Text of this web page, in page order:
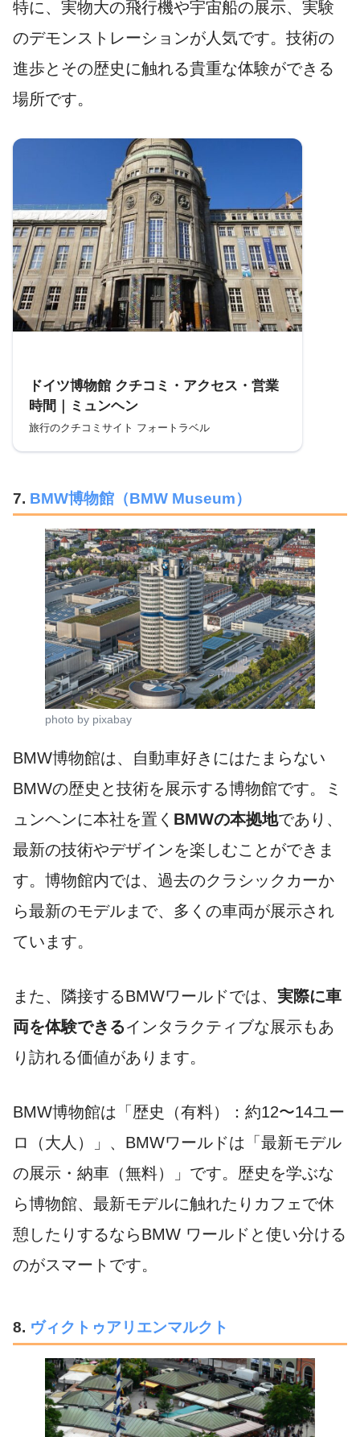
特に、実物大の飛行機や宇宙船の展示、実験
のデモンストレーションが人気です。技術の
進歩とその歴史に触れる貴重な体験ができる
場所です。
ドイツ博物館 クチコミ・アクセス・営業
時間｜ミュンヘン
旅行のクチコミサイト フォートラベル
7. BMW博物館（BMW Museum）
photo by pixabay
BMW博物館は、自動車好きにはたまらない
BMWの歴史と技術を展示する博物館です。ミ
ュンヘンに本社を置く BMWの本拠地であり、
最新の技術やデザインを楽しむことができま
す。博物館内では、過去のクラシックカーか
ら最新のモデルまで、多くの車両が展示され
ています。
また、隣接するBMWワールドでは、 実際に車
両を体験できるインタラクティブな展示もあ
り訪れる価値があります。
BMW博物館は「歴史（有料）：約12〜14ユー
ロ（大人）」、BMWワールドは「最新モデル
の展示・納車（無料）」です。歴史を学ぶな
ら博物館、最新モデルに触れたりカフェで休
憩したりするならBMW ワールドと使い分ける
のがスマートです。
8. ヴィクトゥアリエンマルクト